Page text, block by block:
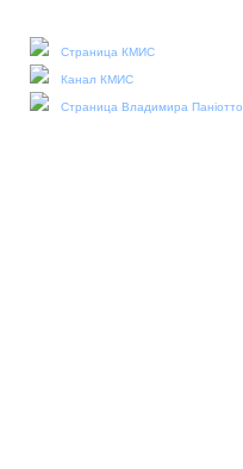
Страница КМИС
Канал КМИС
Страница Владимира Паніотто